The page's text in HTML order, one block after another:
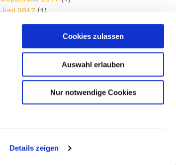
Details zeigen
Cookies zulassen
Auswahl erlauben
Nur notwendige Cookies
Juni 2017(1)
April 2017(1)